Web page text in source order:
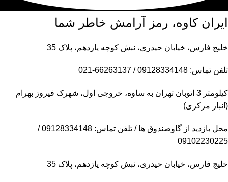
ایران کاوه، رمز آرامش خاطر شما
خلیج فارس، خیابان حیدری، نبش کوچه یازدهم، پلاک 35
تلفن تماس: 09128334148 / 66263137-021
کیلومتر 3 اتوبان تهران به ساوه، خروجی اول، شهرک فیروز بهرام
(انبار مرکزی)
محل بازدید از گاوصندوق ها / تلفن تماس: 09128334148 /
09102230225
خلیج فارس، خیابان حیدری، نبش کوچه یازدهم، پلاک 35